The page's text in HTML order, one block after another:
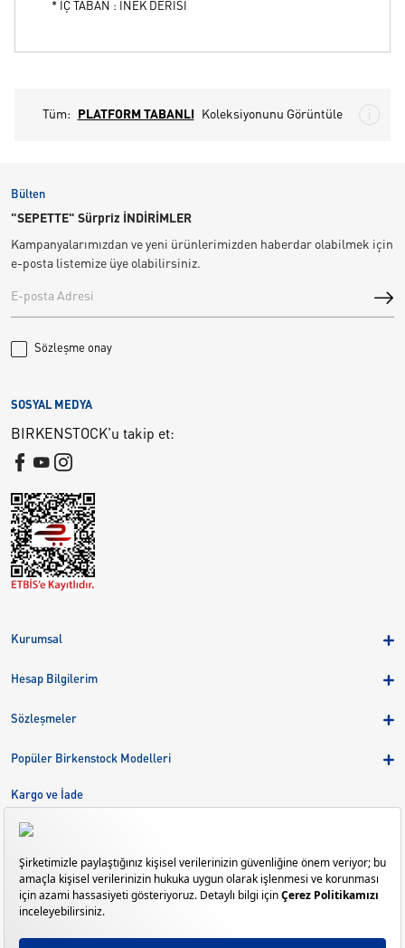
* İÇ TABAN : İNEK DERİSİ
Tüm: PLATFORM TABANLI Koleksiyonunu Görüntüle
Bülten
"SEPETTE" Sürpriz İNDİRİMLER
Kampanyalarımızdan ve yeni ürünlerimizden haberdar olabilmek için
e-posta listemize üye olabilirsiniz.
Sözleşme onay
Kurumsal
Birkenstock Group
Kariyer
Hesap Bilgilerim
Sipariş Takibi
Sözleşmeler
Kargo ve İade
Çerez Tercihlerini Yönetin
Popüler Birkenstock Modelleri
Gizeh
Mayari
Madrid
Kargo ve İade
Bize Ulaşın
SOSYAL MEDYA
BIRKENSTOCK'u takip et: